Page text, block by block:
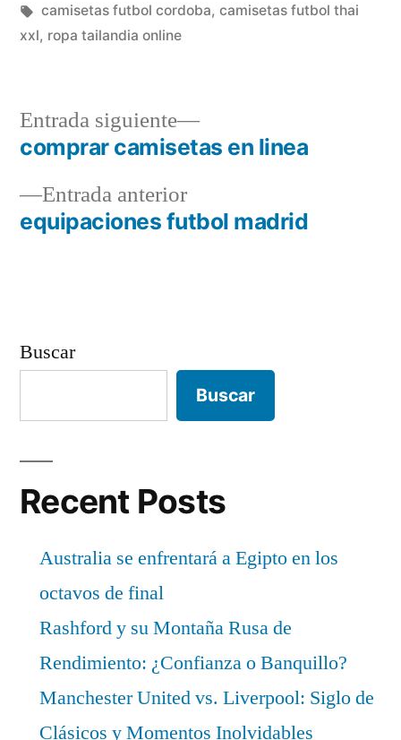
en
Etiquetas:
camisetas futbol cordoba, camisetas futbol thai
xxl, ropa tailandia online
Navegación
de
entradas
Entrada anteriorEntrada
anterior:
equipaciones futbol madrid
Entrada siguiente
Entrada
siguiente:
comprar camisetas en linea
Buscar
Buscar
Recent Posts
Australia se enfrentará a Egipto en los
octavos de final
Rashford y su Montaña Rusa de
Rendimiento: ¿Confianza o Banquillo?
Manchester United vs. Liverpool: Siglo de
Clásicos y Momentos Inolvidables